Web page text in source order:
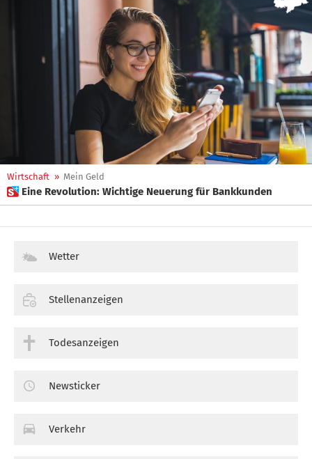
Wirtschaft » Mein Geld
 Eine Revolution: Wichtige Neuerung für Bankkunden
Wetter
Stellenanzeigen
Todesanzeigen
Newsticker
Verkehr